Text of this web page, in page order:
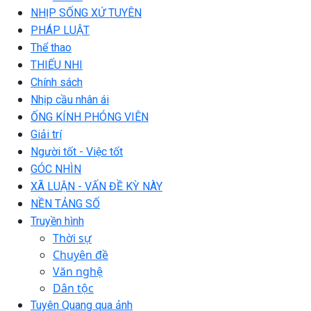
NHỊP SỐNG XỨ TUYÊN
PHÁP LUẬT
Thể thao
THIẾU NHI
Chính sách
Nhịp cầu nhân ái
ỐNG KÍNH PHÓNG VIÊN
Giải trí
Người tốt - Việc tốt
GÓC NHÌN
XÃ LUẬN - VẤN ĐỀ KỲ NÀY
NỀN TẢNG SỐ
Truyền hình
Thời sự
Chuyên đề
Văn nghệ
Dân tộc
Tuyên Quang qua ảnh